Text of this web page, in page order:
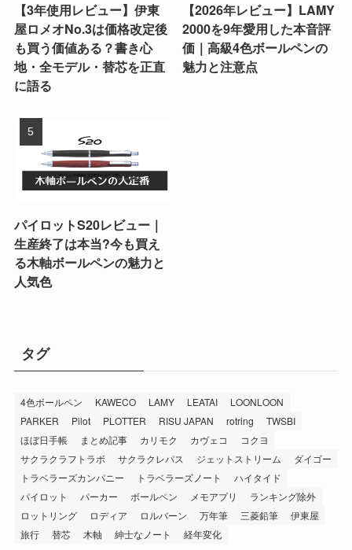
【3年使用レビュー】伊東
屋ロメオNo.3は価格改定後
も買う価値ある？書き心
地・全モデル・替芯を正直
に語る
【2026年レビュー】LAMY
2000を9年愛用した本音評
価｜高級4色ボールペンの
魅力と注意点
パイロットS20レビュー｜
生産終了は本当?今も買え
る木軸ボールペンの魅力と
人気色
タグ
4色ボールペン KAWECO LAMY LEATAI
LOONLOON
PARKER
Pilot PLOTTER RISU JAPAN rotring
TWSBI
ほぼ日手帳
まとめ記事 カリモク カヴェコ
コクヨ
サクラクラフトラボ
サクラクレパス ジェットストリーム
ダイゴー
トラベラーズカンパニー
トラベラーズノート
ハイタイド
パイロット
パーカー ボールペン メモアプリ
ランキング除外
ロットリング
ロディア ロルバーン 万年筆 三菱鉛筆
伊東屋
旅行
替芯 木軸 紳士なノート 経年変化